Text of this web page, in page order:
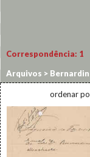
Correspondência: 1
Arquivos >
ordenar